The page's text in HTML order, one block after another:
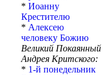
* Иоанну
Крестителю
* Алексею
человеку Божию
Великий Покаянный
Андрея Критского:
* 1-й понедельник